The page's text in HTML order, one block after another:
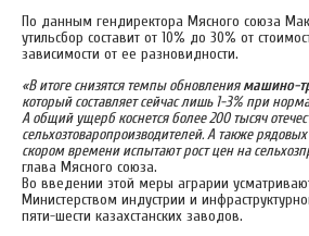
По данным гендиректора Мясного союза
утильсбор составит от 10% до 30% от
зависимости от ее разновидности.
«В итоге снизятся темпы обновлениямашино-
который составляет сейчас лишь 1-3% при
А общий ущерб коснется более 200 тысяч
сельхозтоваропроизводителей. А также
скором времени испытают рост цен на
глава Мясного союза.
Во введении этой меры аграрии
Министерством индустрии и
пяти-шести казахстанских заводов.